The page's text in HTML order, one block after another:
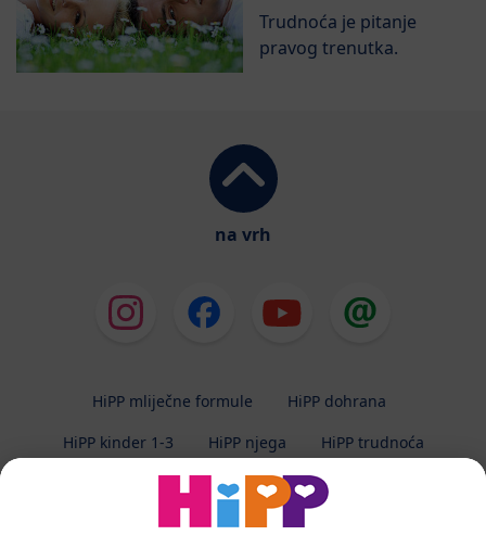
Trudnoća je pitanje
pravog trenutka.
na vrh
HiPP mliječne formule
HiPP dohrana
HiPP kinder 1-3
HiPP njega HiPP trudnoća
Zaštita privatnosti
Uvjeti korištenja